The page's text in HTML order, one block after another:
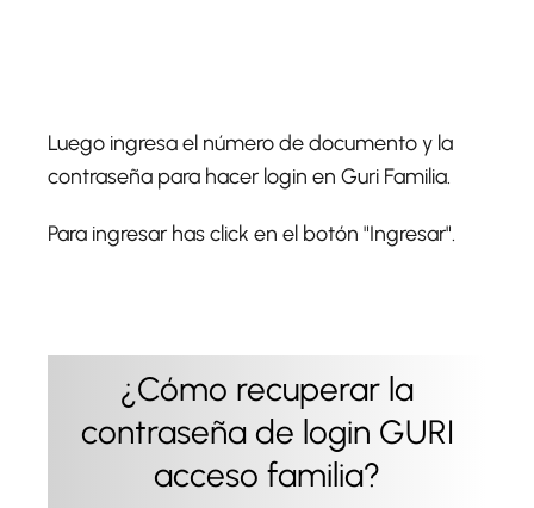
Luego ingresa el número de documento y la
contraseña para hacer login en Guri Familia.
Para ingresar has click en el botón "Ingresar".
¿Cómo recuperar la
contraseña de login GURI
acceso familia?